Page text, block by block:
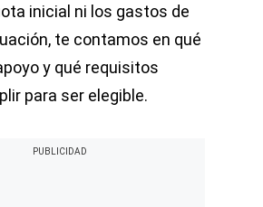
inicial ni los gastos de
te contamos en qué
y qué requisitos
para ser elegible.